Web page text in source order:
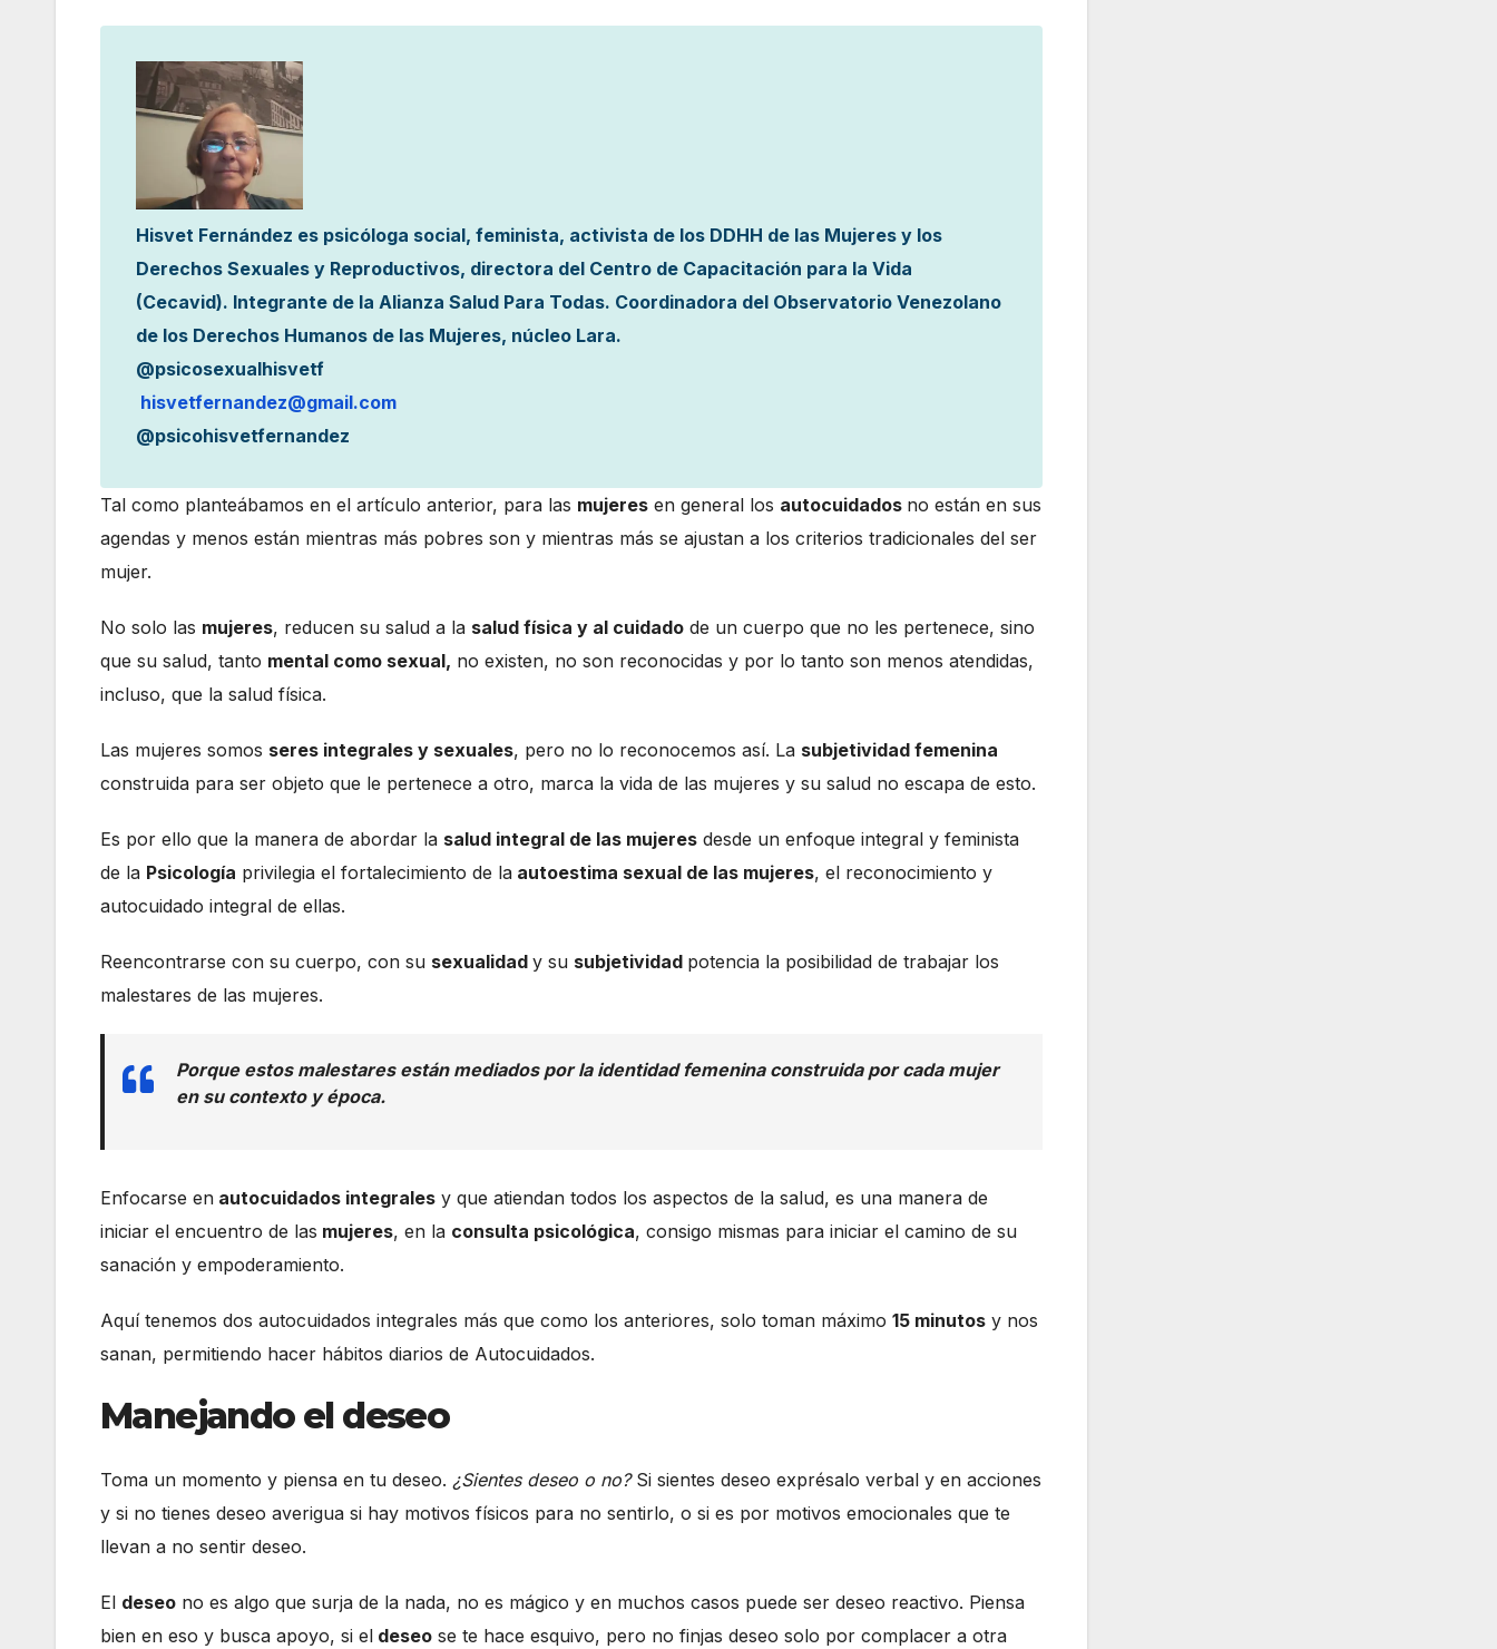
Hisvet Fernández es psicóloga social, feminista, activista de los DDHH de las Mujeres y los
Derechos Sexuales y Reproductivos, directora del Centro de Capacitación para la Vida
(Cecavid). Integrante de la Alianza Salud Para Todas. Coordinadora del Observatorio Venezolano
de los Derechos Humanos de las Mujeres, núcleo Lara.
@psicosexualhisvetf
hisvetfernandez@gmail.com
@psicohisvetfernandez
Tal como planteábamos en el artículo anterior, para las mujeres en general los autocuidados no están en sus
agendas y menos están mientras más pobres son y mientras más se ajustan a los criterios tradicionales del ser
mujer.
No solo las mujeres, reducen su salud a la salud física y al cuidado de un cuerpo que no les pertenece, sino
que su salud, tanto mental como sexual, no existen, no son reconocidas y por lo tanto son menos atendidas,
incluso, que la salud física.
Las mujeres somos seres integrales y sexuales, pero no lo reconocemos así. La subjetividad femenina
construida para ser objeto que le pertenece a otro, marca la vida de las mujeres y su salud no escapa de esto.
Es por ello que la manera de abordar la salud integral de las mujeres desde un enfoque integral y feminista
de la Psicología privilegia el fortalecimiento de la autoestima sexual de las mujeres, el reconocimiento y
autocuidado integral de ellas.
Reencontrarse con su cuerpo, con su sexualidad y su subjetividad potencia la posibilidad de trabajar los
malestares de las mujeres.
Porque estos malestares están mediados por la identidad femenina construida por cada mujer
en su contexto y época.
Enfocarse en autocuidados integrales y que atiendan todos los aspectos de la salud, es una manera de
iniciar el encuentro de las mujeres, en la consulta psicológica, consigo mismas para iniciar el camino de su
sanación y empoderamiento.
Aquí tenemos dos autocuidados integrales más que como los anteriores, solo toman máximo 15 minutos y nos
sanan, permitiendo hacer hábitos diarios de Autocuidados.
Manejando el deseo
Toma un momento y piensa en tu deseo. ¿Sientes deseo o no? Si sientes deseo exprésalo verbal y en acciones
y si no tienes deseo averigua si hay motivos físicos para no sentirlo, o si es por motivos emocionales que te
llevan a no sentir deseo.
El deseo no es algo que surja de la nada, no es mágico y en muchos casos puede ser deseo reactivo. Piensa
bien en eso y busca apoyo, si el deseo se te hace esquivo, pero no finjas deseo solo por complacer a otra